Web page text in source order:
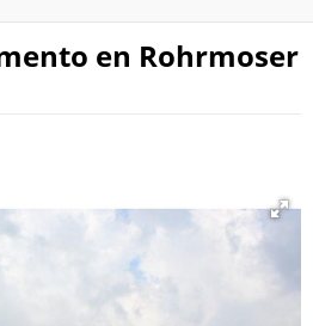
en Rohrmoser